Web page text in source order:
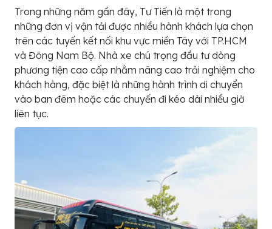
Trong những năm gần đây, Tư Tiến là một trong
những đơn vị vận tải được nhiều hành khách lựa chọn
trên các tuyến kết nối khu vực miền Tây với TP.HCM
và Đông Nam Bộ. Nhà xe chú trọng đầu tư dòng
phương tiện cao cấp nhằm nâng cao trải nghiệm cho
khách hàng, đặc biệt là những hành trình di chuyển
vào ban đêm hoặc các chuyến đi kéo dài nhiều giờ
liên tục.